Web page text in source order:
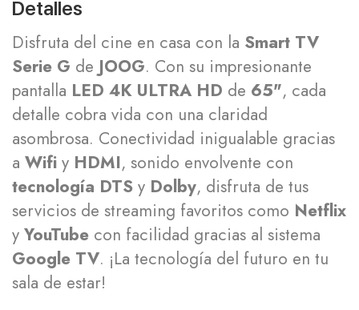
Detalles
Disfruta del cine en casa con la Smart TV
Serie G de JOOG. Con su impresionante
pantalla LED 4K ULTRA HD de 65", cada
detalle cobra vida con una claridad
asombrosa. Conectividad inigualable gracias
a Wifi y HDMI, sonido envolvente con
tecnología DTS y Dolby, disfruta de tus
servicios de streaming favoritos como Netflix
y YouTube con facilidad gracias al sistema
Google TV. ¡La tecnología del futuro en tu
sala de estar!